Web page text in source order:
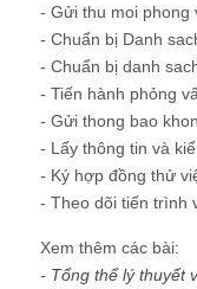
- Gửi thu moi phong
- Chuẩn bị Danh
- Chuẩn bị danh
- Tiến hành phỏng
- Gửi thong bao
- Lấy thông tin và
- Ký hợp đồng thử
- Theo dõi tiến trình
Xem thêm các bài:
- Tổng thể lý thuyết